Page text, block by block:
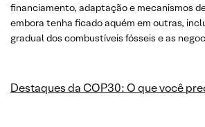
financiamento, adaptação e mecanismos
embora tenha ficado aquém em outras,
gradual dos combustíveis fósseis e as
Destaques da COP30: O que você